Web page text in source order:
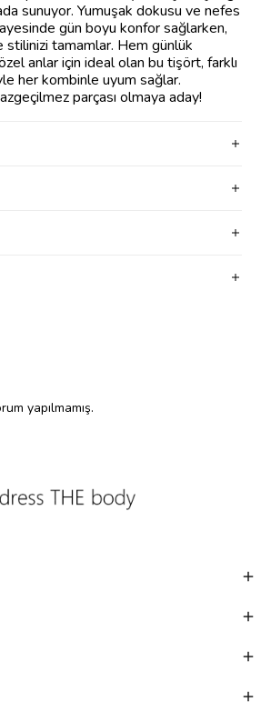
sunuyor. Yumuşak dokusu ve nefes
gün boyu konfor sağlarken,
tamamlar. Hem günlük
anlar için ideal olan bu tişört, farklı
her kombinle uyum sağlar.
parçası olmaya aday!
yapılmamış.